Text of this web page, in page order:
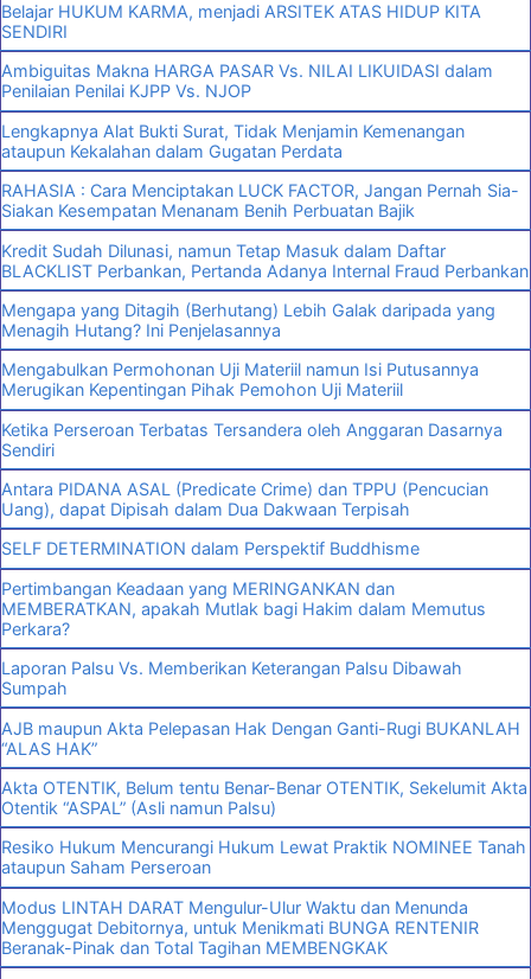
Belajar HUKUM KARMA, menjadi ARSITEK ATAS HIDUP KITA
SENDIRI
Ambiguitas Makna HARGA PASAR Vs. NILAI LIKUIDASI dalam
Penilaian Penilai KJPP Vs. NJOP
Lengkapnya Alat Bukti Surat, Tidak Menjamin Kemenangan
ataupun Kekalahan dalam Gugatan Perdata
RAHASIA : Cara Menciptakan LUCK FACTOR, Jangan Pernah Sia-
Siakan Kesempatan Menanam Benih Perbuatan Bajik
Kredit Sudah Dilunasi, namun Tetap Masuk dalam Daftar
BLACKLIST Perbankan, Pertanda Adanya Internal Fraud Perbankan
Mengapa yang Ditagih (Berhutang) Lebih Galak daripada yang
Menagih Hutang? Ini Penjelasannya
Mengabulkan Permohonan Uji Materiil namun Isi Putusannya
Merugikan Kepentingan Pihak Pemohon Uji Materiil
Ketika Perseroan Terbatas Tersandera oleh Anggaran Dasarnya
Sendiri
Antara PIDANA ASAL (Predicate Crime) dan TPPU (Pencucian
Uang), dapat Dipisah dalam Dua Dakwaan Terpisah
SELF DETERMINATION dalam Perspektif Buddhisme
Pertimbangan Keadaan yang MERINGANKAN dan
MEMBERATKAN, apakah Mutlak bagi Hakim dalam Memutus
Perkara?
Laporan Palsu Vs. Memberikan Keterangan Palsu Dibawah
Sumpah
AJB maupun Akta Pelepasan Hak Dengan Ganti-Rugi BUKANLAH
“ALAS HAK”
Akta OTENTIK, Belum tentu Benar-Benar OTENTIK, Sekelumit Akta
Otentik “ASPAL” (Asli namun Palsu)
Resiko Hukum Mencurangi Hukum Lewat Praktik NOMINEE Tanah
ataupun Saham Perseroan
Modus LINTAH DARAT Mengulur-Ulur Waktu dan Menunda
Menggugat Debitornya, untuk Menikmati BUNGA RENTENIR
Beranak-Pinak dan Total Tagihan MEMBENGKAK